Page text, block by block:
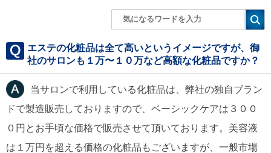
エステの化粧品は全て高いというイメージですが、御
社のサロンも１万〜１０万など高額な化粧品ですか？
当サロンで利用している化粧品は、弊社の独自ブラン
ドで製造販売しておりますので、ベーシックケアは３００
０円とお手頃な価格で販売させて頂いております。美容液
は１万円を超える価格の化粧品もございますが、一般市場